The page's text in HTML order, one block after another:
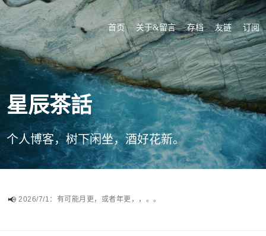
首页 关于&留言 存档 友链 订阅
星辰茶話
个人博客，树下闲坐，酒好花新。
2026/7/1：有可能月更，或者年更，，。。